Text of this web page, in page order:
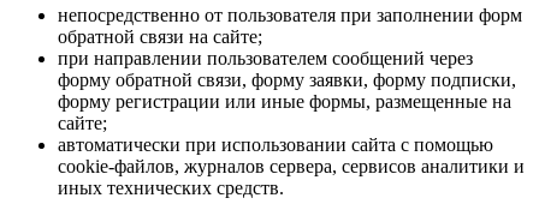
непосредственно от пользователя при заполнении форм
обратной связи на сайте;
при направлении пользователем сообщений через
форму обратной связи, форму заявки, форму подписки,
форму регистрации или иные формы, размещенные на
сайте;
автоматически при использовании сайта с помощью
cookie-файлов, журналов сервера, сервисов аналитики и
иных технических средств.